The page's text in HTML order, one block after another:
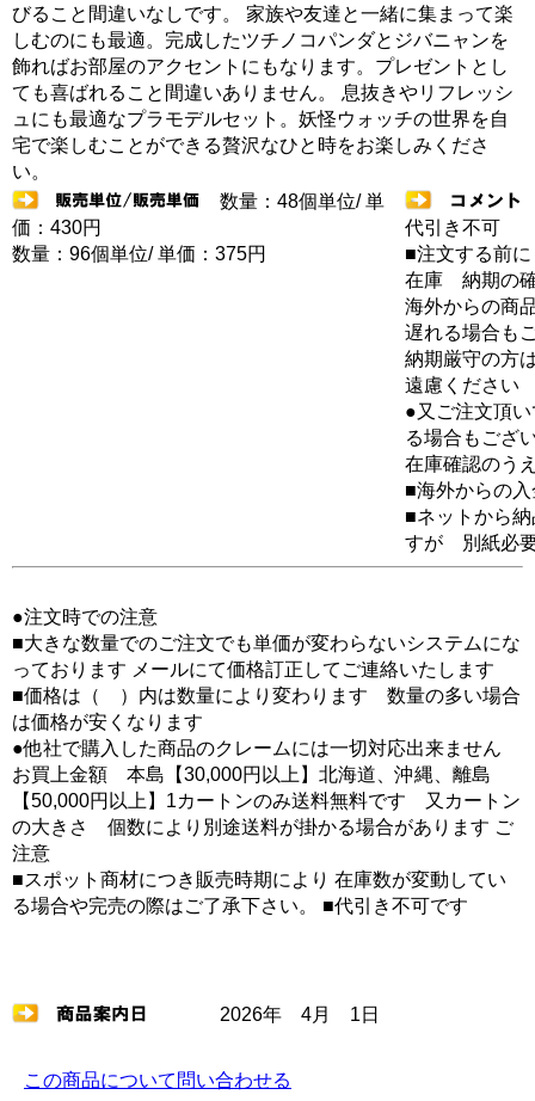
びること間違いなしです。 家族や友達と一緒に集まって楽
しむのにも最適。完成したツチノコパンダとジバニャンを
飾ればお部屋のアクセントにもなります。プレゼントとし
ても喜ばれること間違いありません。 息抜きやリフレッシ
ュにも最適なプラモデルセット。妖怪ウォッチの世界を自
宅で楽しむことができる贅沢なひと時をお楽しみくださ
い。
数量：48個単位/ 単
価：430円
数量：96個単位/ 単価：375円
代引き不可
■注文する前に
在庫 納期の
海外からの商
遅れる場合も
納期厳守の方
遠慮ください
●又ご注文頂
る場合もござ
在庫確認のう
■海外からの
■ネットから
すが 別紙必
●注文時での注意
■大きな数量でのご注文でも単価が変わらないシステムにな
っております メールにて価格訂正してご連絡いたします
■価格は（ ）内は数量により変わります 数量の多い場合
は価格が安くなります
●他社で購入した商品のクレームには一切対応出来ません
お買上金額 本島【30,000円以上】北海道、沖縄、離島
【50,000円以上】1カートンのみ送料無料です 又カートン
の大きさ 個数により別途送料が掛かる場合があります ご
注意
■スポット商材につき販売時期により 在庫数が変動してい
る場合や完売の際はご了承下さい。 ■代引き不可です
2026年 4月 1日
この商品について問い合わせる